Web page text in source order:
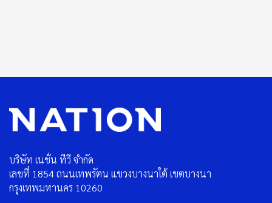
บริษัท เนชั่น ทีวี จำกัด
เลขที่ 1854 ถนนเทพรัตน แขวงบางนาใต้ เขตบางนา
กรุงเทพมหานคร 10260